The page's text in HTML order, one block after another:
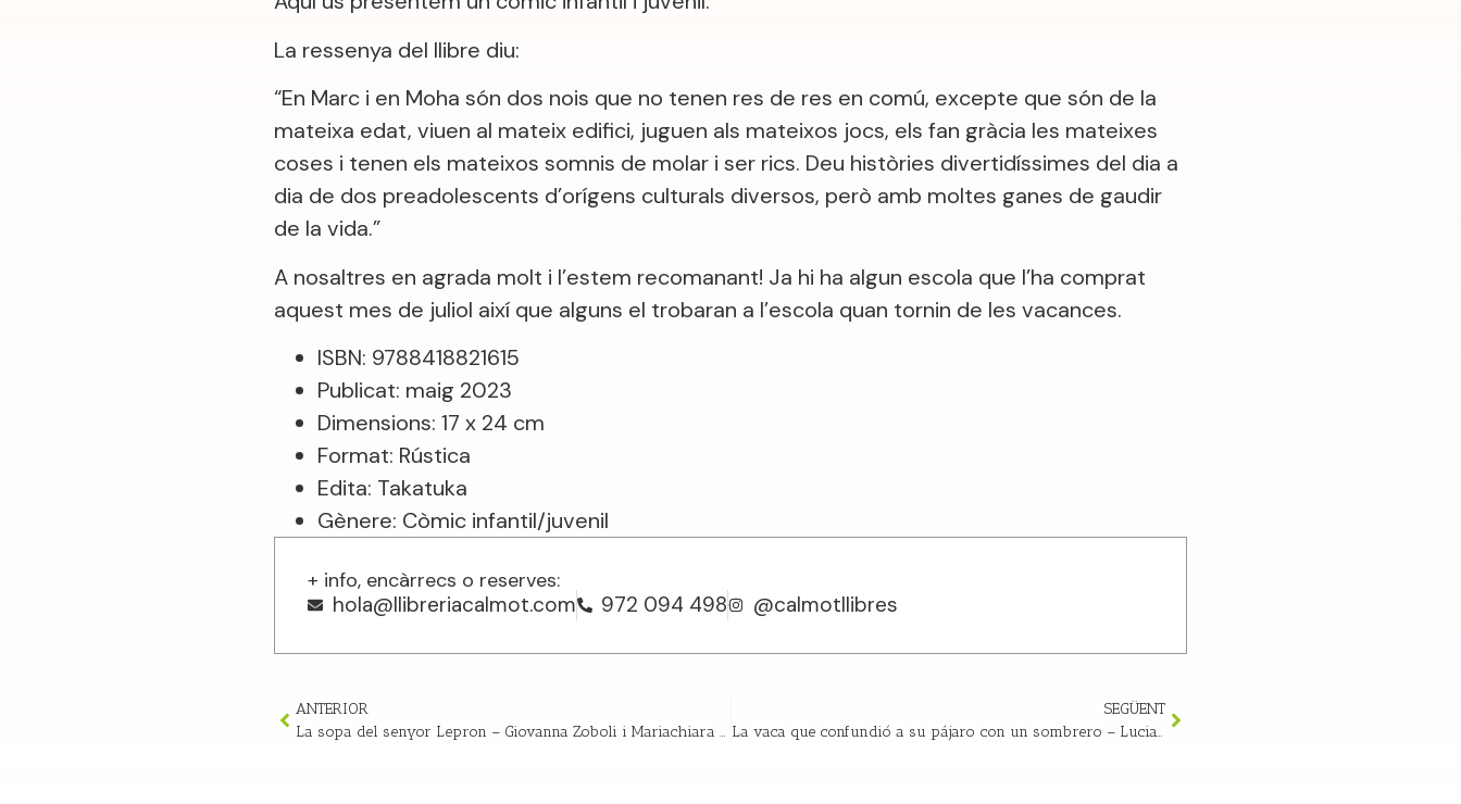
La ressenya del llibre diu:
“En Marc i en Moha són dos nois que no tenen res de res en comú, excepte que són de la
mateixa edat, viuen al mateix edifici, juguen als mateixos jocs, els fan gràcia les mateixes
coses i tenen els mateixos somnis de molar i ser rics. Deu històries divertidíssimes del dia a
dia de dos preadolescents d’orígens culturals diversos, però amb moltes ganes de gaudir
de la vida.”
A nosaltres en agrada molt i l’estem recomanant! Ja hi ha algun escola que l’ha comprat
aquest mes de juliol així que alguns el trobaran a l’escola quan tornin de les vacances.
ISBN: 9788418821615
Publicat: maig 2023
Dimensions: 17 x 24 cm
Format: Rústica
Edita: Takatuka
Gènere: Còmic infantil/juvenil
+ info, encàrrecs o reserves:
hola@llibreriacalmot.com 972 094 498 @calmotllibres
ANTERIOR
La sopa del senyor Lepron – Giovanna Zoboli i Mariachiara Di Giorgio
SEGÜENT
La vaca que confundió a su pájaro con un sombrero – Luciano Lozano